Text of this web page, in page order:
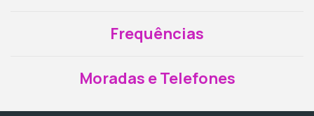
Frequências
Moradas e Telefones